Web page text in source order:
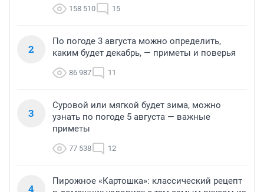
158 510 15
2
По погоде 3 августа можно определить,
каким будет декабрь, — приметы и поверья
86 987 11
3
Суровой или мягкой будет зима, можно
узнать по погоде 5 августа — важные
приметы
77 538 12
4
Пирожное «Картошка»: классический рецепт